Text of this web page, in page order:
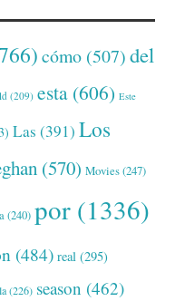
cómo (507) del
(209) esta (606) Este
Las (391) Los
(570) Movies(247)
(240) por (1336)
(484) real (295)
(226) season (462)